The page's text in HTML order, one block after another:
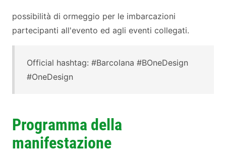
possibilità di ormeggio per le imbarcazioni
partecipanti all'evento ed agli eventi collegati.
Official hashtag: #Barcolana #BOneDesign
#OneDesign
Programma della
manifestazione